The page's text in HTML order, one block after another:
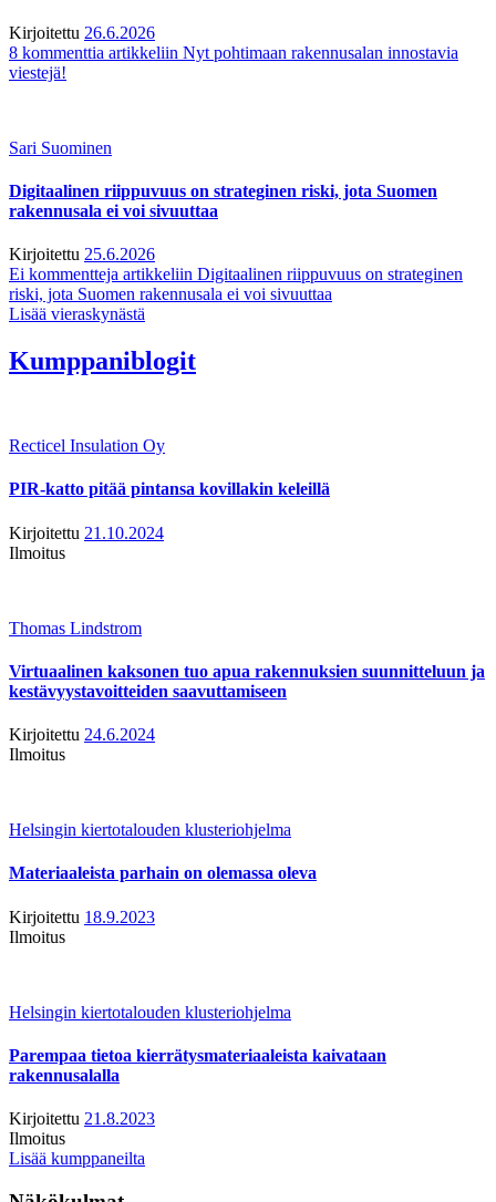
Kirjoitettu 26.6.2026
8 kommenttia artikkeliin Nyt pohtimaan rakennusalan innostavia
viestejä!
Sari Suominen
Digitaalinen riippuvuus on strateginen riski, jota Suomen
rakennusala ei voi sivuuttaa
Kirjoitettu 25.6.2026
Ei kommentteja artikkeliin Digitaalinen riippuvuus on strateginen
riski, jota Suomen rakennusala ei voi sivuuttaa
Lisää vieraskynästä
Kumppaniblogit
Recticel Insulation Oy
PIR-katto pitää pintansa kovillakin keleillä
Kirjoitettu 21.10.2024
Ilmoitus
Thomas Lindstrom
Virtuaalinen kaksonen tuo apua rakennuksien suunnitteluun ja
kestävyystavoitteiden saavuttamiseen
Kirjoitettu 24.6.2024
Ilmoitus
Helsingin kiertotalouden klusteriohjelma
Materiaaleista parhain on olemassa oleva
Kirjoitettu 18.9.2023
Ilmoitus
Helsingin kiertotalouden klusteriohjelma
Parempaa tietoa kierrätysmateriaaleista kaivataan
rakennusalalla
Kirjoitettu 21.8.2023
Ilmoitus
Lisää kumppaneilta